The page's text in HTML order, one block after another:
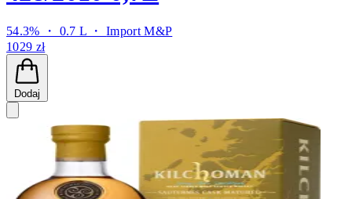
54.3% ・ 0.7 L ・Import M&P
1029 zł
Dodaj